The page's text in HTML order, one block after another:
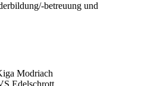
betreuung und
Modriach
Edelschrott